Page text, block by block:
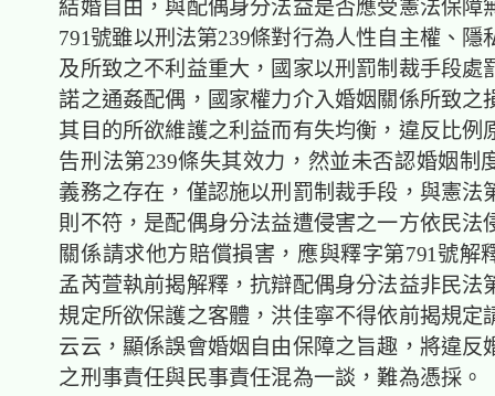
結婚自由，與配偶身分法益是否應受憲法保障
791號雖以刑法第239條對行為人性自主權、隱
及所致之不利益重大，國家以刑罰制裁手段處
諾之通姦配偶，國家權力介入婚姻關係所致之
其目的所欲維護之利益而有失均衡，違反比例
告刑法第239條失其效力，然並未否認婚姻制
義務之存在，僅認施以刑罰制裁手段，與憲法
則不符，是配偶身分法益遭侵害之一方依民法
關係請求他方賠償損害，應與釋字第791號解
孟芮萱執前揭解釋，抗辯配偶身分法益非民法
規定所欲保護之客體，洪佳寧不得依前揭規定
云云，顯係誤會婚姻自由保障之旨趣，將違反
之刑事責任與民事責任混為一談，難為憑採。